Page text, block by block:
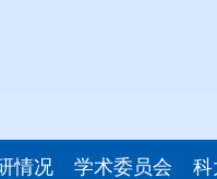
情况 学术委员会 科